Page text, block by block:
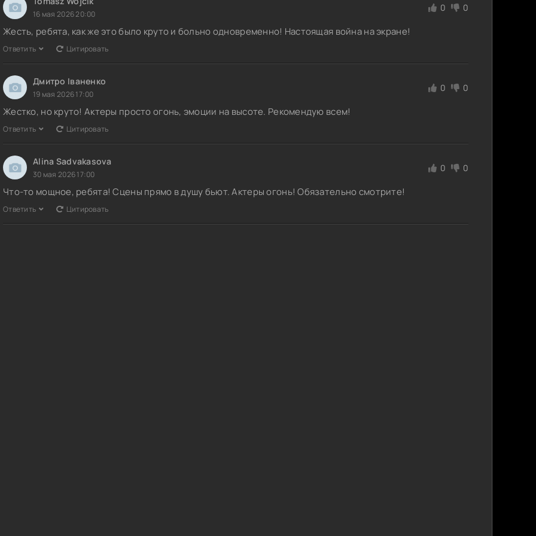
16 мая 2026 20:00
0 0
Жесть, ребята, как же это было круто и больно одновременно! Настоящая война на экране!
Ответить Цитировать
Дмитро Іваненко
19 мая 2026 17:00
0 0
Жестко, но круто! Актеры просто огонь, эмоции на высоте. Рекомендую всем!
Ответить Цитировать
Alina Sadvakasova
30 мая 2026 17:00
0 0
Что-то мощное, ребята! Сцены прямо в душу бьют. Актеры огонь! Обязательно смотрите!
Ответить Цитировать